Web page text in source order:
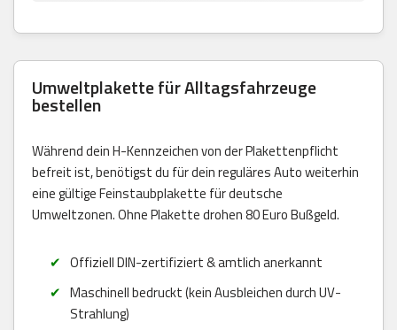
Umweltplakette für Alltagsfahrzeuge
bestellen
Während dein H-Kennzeichen von der Plakettenpflicht
befreit ist, benötigst du für dein reguläres Auto weiterhin
eine gültige Feinstaubplakette für deutsche
Umweltzonen. Ohne Plakette drohen 80 Euro Bußgeld.
Offiziell DIN-zertifiziert & amtlich anerkannt
Maschinell bedruckt (kein Ausbleichen durch UV-
Strahlung)